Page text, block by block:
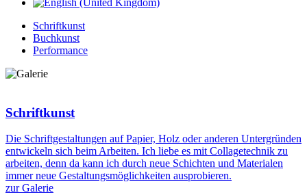
Schriftkunst
Buchkunst
Performance
Schriftkunst
Die Schriftgestaltungen auf Papier, Holz oder anderen Untergründen
entwickeln sich beim Arbeiten. Ich liebe es mit Collagetechnik zu
arbeiten, denn da kann ich durch neue Schichten und Materialen
immer neue Gestaltungsmöglichkeiten ausprobieren.
zur Galerie